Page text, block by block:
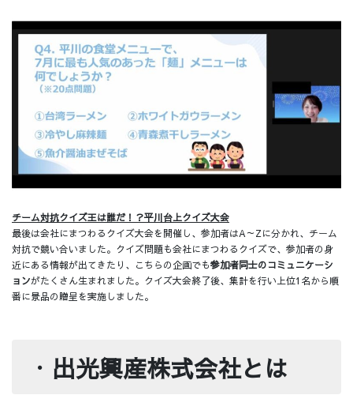
チーム対抗クイズ王は誰だ！？平川台上クイズ大会
最後は会社にまつわるクイズ大会を開催し、参加者はA～Zに分かれ、チーム
対抗で競い合いました。クイズ問題も会社にまつわるクイズで、参加者の身
近にある情報が出てきたり、こちらの企画でも参加者同士のコミュニケーシ
ョンがたくさん生まれました。クイズ大会終了後、集計を行い上位1名から順
番に景品の贈呈を実施しました。
・ 出光興産株式会社とは